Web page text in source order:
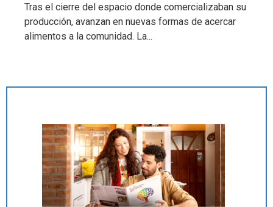
Tras el cierre del espacio donde comercializaban su
producción, avanzan en nuevas formas de acercar
alimentos a la comunidad. La...